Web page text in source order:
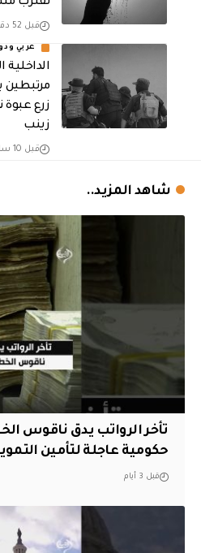
قبل 52 دقيقة
عربي
مرتبطين
زرع
زينب
قبل 10 ساعات
شاهد المزيد..
تأخر الرواتب يدق ناقوس
حكومية عاجلة لتأمين
قبل 3 أيام